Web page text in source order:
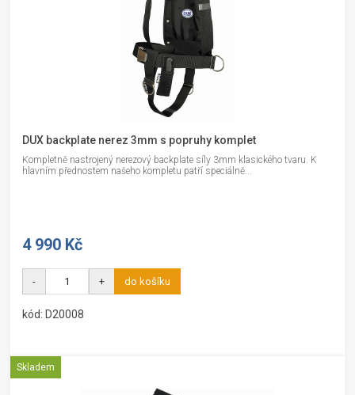
DUX backplate nerez 3mm s popruhy komplet
Kompletně nastrojený nerezový backplate síly 3mm klasického tvaru. K
hlavním přednostem našeho kompletu patří speciálně...
4 990 Kč
- + do košíku
kód: D20008
Skladem